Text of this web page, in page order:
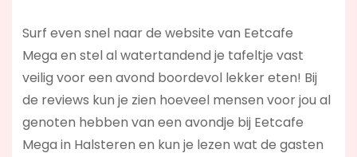
Surf even snel naar de website van Eetcafe
Mega en stel al watertandend je tafeltje vast
veilig voor een avond boordevol lekker eten! Bij
de reviews kun je zien hoeveel mensen voor jou al
genoten hebben van een avondje bij Eetcafe
Mega in Halsteren en kun je lezen wat de gasten